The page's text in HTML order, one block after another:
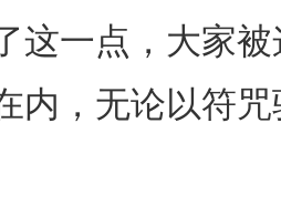
这一点，大家
内，无论以符